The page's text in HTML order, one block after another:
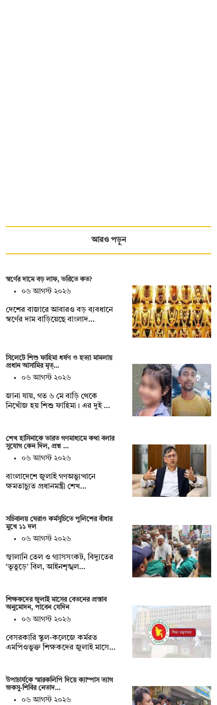
আরও পড়ুন
স্বর্ণের দামে বড় লাফ, ভরিতে কত?
০৬ আগস্ট ২০২৬
দেশের বাজারে আবারও বড় ব্যবধানে
স্বর্ণের দাম বাড়িয়েছে বাংলাদ…
সিলেটে শিশু ফাহিমা ধর্ষণ ও হত্যা মামলায়
প্রধান আসামির মৃত্…
০৬ আগস্ট ২০২৬
জানা যায়, গত ৬ মে বাড়ি থেকে
নিখোঁজ হয় শিশু ফাহিমা। এর দুই …
শেখ হাসিনাকে ভারত গণমাধ্যমে কথা বলার
সুযোগ কেন দিল, প্রশ্ন …
০৬ আগস্ট ২০২৬
বাংলাদেশে জুলাই গণঅভ্যুত্থানে
ক্ষমতাচ্যুত প্রধানমন্ত্রী শেখ…
সচিবালয় ঘেরাও কর্মসূচিতে পুলিশের বাঁধার
মুখে ১১ দল
০৬ আগস্ট ২০২৬
জ্বালানি তেল ও গ্যাসসংকট, বিদ্যুতের
‘ভূতুড়ে’ বিল, আইনশৃঙ্খল…
শিক্ষকদের জুলাই মাসের বেতনের প্রস্তাব
অনুমোদন, পাবেন যেদিন
০৬ আগস্ট ২০২৬
বেসরকারি স্কুল-কলেজে কর্মরত
এমপিওভুক্ত শিক্ষকদের জুলাই মাসে…
উপাচার্যকে স্মারকলিপি দিয়ে ক্যাম্পাস ত্যাগ
জকসু-শিবির নেতাদ…
০৬ আগস্ট ২০২৬